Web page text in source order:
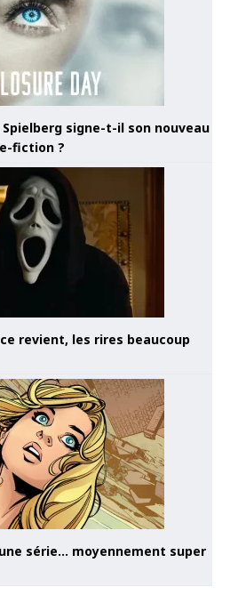
Spielberg signe-t-il son nouveau
fiction ?
revient, les rires beaucoup
série… moyennement super